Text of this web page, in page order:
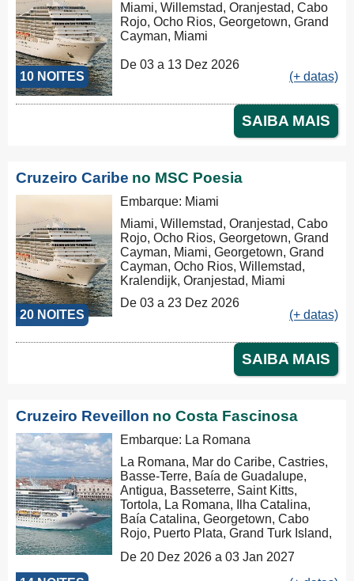
10 NOITES
Miami, Willemstad, Oranjestad, Cabo
Rojo, Ocho Rios, Georgetown, Grand
Cayman, Miami
De 03 a 13 Dez 2026
(+ datas)
SAIBA MAIS
Cruzeiro Caribe no MSC Poesia
20 NOITES
Embarque: Miami
Miami, Willemstad, Oranjestad, Cabo
Rojo, Ocho Rios, Georgetown, Grand
Cayman, Miami, Georgetown, Grand
Cayman, Ocho Rios, Willemstad,
Kralendijk, Oranjestad, Miami
De 03 a 23 Dez 2026
(+ datas)
SAIBA MAIS
Cruzeiro Reveillon no Costa Fascinosa
Embarque: La Romana
La Romana, Mar do Caribe, Castries,
Basse-Terre, Baía de Guadalupe,
Antigua, Basseterre, Saint Kitts,
Tortola, La Romana, Ilha Catalina,
Baía Catalina, Georgetown, Cabo
Rojo, Puerto Plata, Grand Turk Island,
Portillo/Samana, La Romana
De 20 Dez 2026 a 03 Jan 2027